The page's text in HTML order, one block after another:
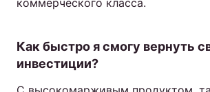
коммерческого класса.
Как быстро я смогу вернуть
инвестиции?